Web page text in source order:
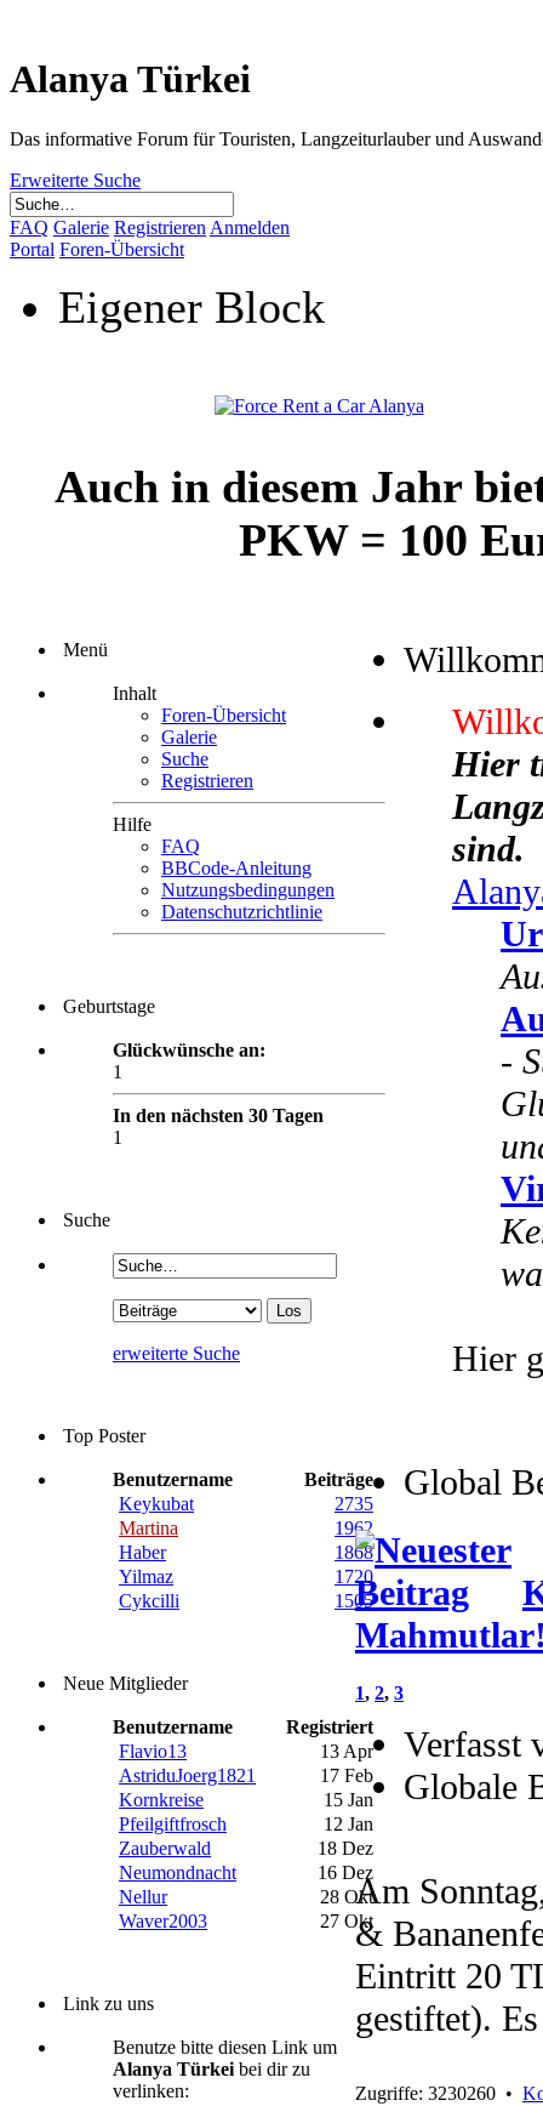
Alanya Türkei
Das informative Forum für Touristen, Langzeiturlauber und
Erweiterte Suche
FAQ Galerie Registrieren Anmelden
Portal Foren-Übersicht
Eigener Block
Auch in diesem Jahr
PKW = 100
Menü
Inhalt
Foren-Übersicht
Galerie
Suche
Registrieren
Hilfe
FAQ
BBCode-Anleitung
Nutzungsbedingungen
Datenschutzrichtlinie
Geburtstage
Glückwünsche an:
1
In den nächsten 30 Tagen
1
Suche
erweiterte Suche
Top Poster
Benutzername
Beiträge
Keykubat
2735
Martina
1962
Haber
1868
Yilmaz
1720
Cykcilli
1505
Neue Mitglieder
Benutzername
Registriert
Flavio13
13 Apr
AstriduJoerg1821
17 Feb
Kornkreise
15 Jan
Pfeilgiftfrosch
12 Jan
Zauberwald
18 Dez
Neumondnacht
16 Dez
Nellur
28 Okt
Waver2003
27 Okt
Link zu uns
Benutze bitte diesen Link um
Alanya Türkei bei dir zu
verlinken:
Hier
sind.
-
Hier
Global
1, 2, 3
Verfasst
Globale
Am
&
Eintritt 20
gestiftet).
Zugriffe: 3230260 •